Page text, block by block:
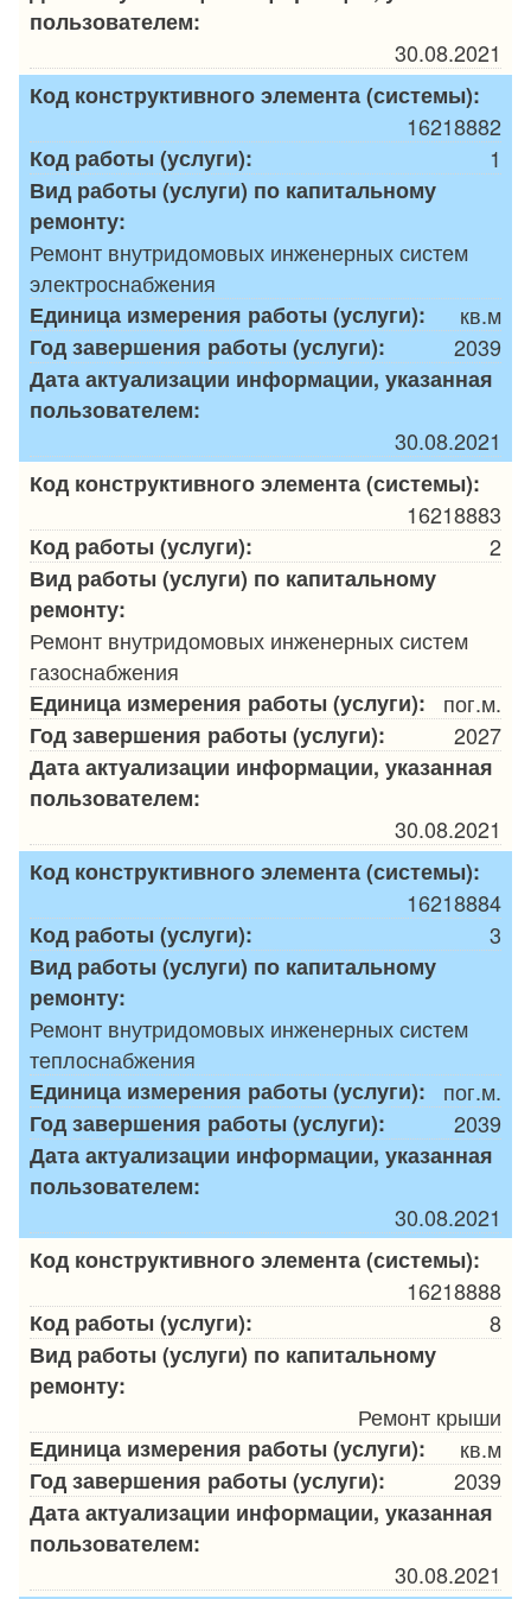
пользователем:
30.08.2021
Код конструктивного элемента (системы):
16218882
Код работы (услуги):
1
Вид работы (услуги) по капитальному
ремонту:
Ремонт внутридомовых инженерных систем
электроснабжения
Единица измерения работы (услуги):
кв.м
Год завершения работы (услуги):
2039
Дата актуализации информации, указанная
пользователем:
30.08.2021
Код конструктивного элемента (системы):
16218883
Код работы (услуги):
2
Вид работы (услуги) по капитальному
ремонту:
Ремонт внутридомовых инженерных систем
газоснабжения
Единица измерения работы (услуги):
пог.м.
Год завершения работы (услуги):
2027
Дата актуализации информации, указанная
пользователем:
30.08.2021
Код конструктивного элемента (системы):
16218884
Код работы (услуги):
3
Вид работы (услуги) по капитальному
ремонту:
Ремонт внутридомовых инженерных систем
теплоснабжения
Единица измерения работы (услуги):
пог.м.
Год завершения работы (услуги):
2039
Дата актуализации информации, указанная
пользователем:
30.08.2021
Код конструктивного элемента (системы):
16218888
Код работы (услуги):
8
Вид работы (услуги) по капитальному
ремонту:
Ремонт крыши
Единица измерения работы (услуги):
кв.м
Год завершения работы (услуги):
2039
Дата актуализации информации, указанная
пользователем:
30.08.2021